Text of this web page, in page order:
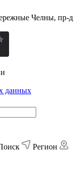
Челны, пр-д
данных
Регион